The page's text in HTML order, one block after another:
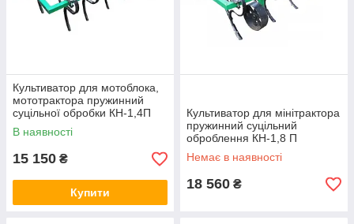
Культиватор для мотоблока,
мототрактора пружинний
суцільної обробки КН-1,4П
В наявності
15 150 ₴
Купити
Культиватор для мінітрактора
пружинний суцільний
оброблення КН-1,8 П
Немає в наявності
18 560 ₴